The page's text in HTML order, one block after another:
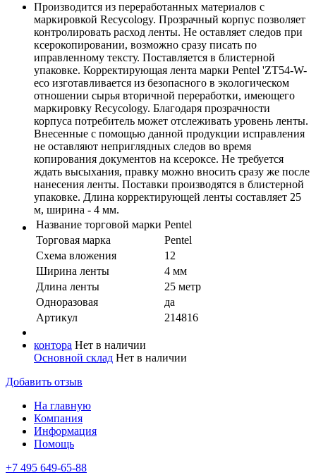
Производится из переработанных материалов с
маркировкой Recycology. Прозрачный корпус позволяет
контролировать расход ленты. Не оставляет следов при
ксерокопировании, возможно сразу писать по
иправленному тексту. Поставляется в блистерной
упаковке. Корректирующая лента марки Pentel 'ZT54-W-
eco изготавливается из безопасного в экологическом
отношении сырья вторичной переработки, имеющего
маркировку Recycology. Благодаря прозрачности
корпуса потребитель может отслеживать уровень ленты.
Внесенные с помощью данной продукции исправления
не оставляют неприглядных следов во время
копирования документов на ксероксе. Не требуется
ждать высыхания, правку можно вносить сразу же после
нанесения ленты. Поставки производятся в блистерной
упаковке. Длина корректирующей ленты составляет 25
м, ширина - 4 мм.
Название торговой марки Pentel
Торговая марка
Pentel
Схема вложения
12
Ширина ленты
4 мм
Длина ленты
25 метр
Одноразовая
да
Артикул
214816
контора Нет в наличии
Основной склад Нет в наличии
Добавить отзыв
На главную
Компания
Информация
Помощь
+7 495 649-65-88